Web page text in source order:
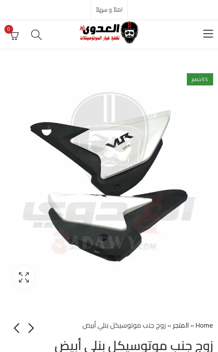
اهلاً و سهلاً
0
5% خصم
Home
»المتجر»زوج جنب موتوسيكل بنلي أبيض
زوج جنب موتوسيكل بنلي أبيض